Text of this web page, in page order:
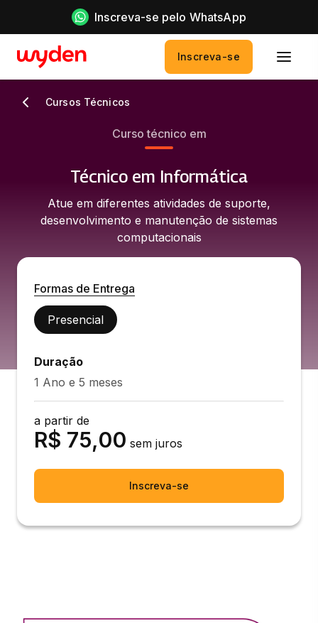
Inscreva-se pelo WhatsApp
Inscreva-se
Cursos Técnicos
Curso técnico em
Técnico em Informática
Atue em diferentes atividades de suporte,
desenvolvimento e manutenção de sistemas
computacionais
Formas de Entrega
Presencial
Duração
1 Ano e 5 meses
a partir de
R$ 75,00 sem juros
Inscreva-se